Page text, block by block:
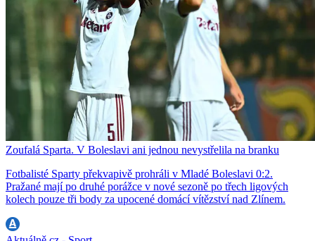
Zoufalá Sparta. V Boleslavi ani jednou nevystřelila na branku
Fotbalisté Sparty překvapivě prohráli v Mladé Boleslavi 0:2.
Pražané mají po druhé porážce v nové sezoně po třech ligových
kolech pouze tři body za upocené domácí vítězství nad Zlínem.